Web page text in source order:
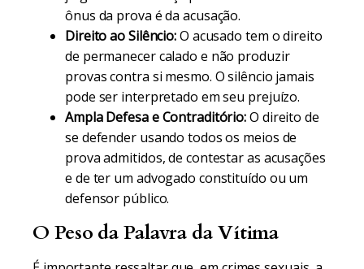
ônus da prova é da acusação.
Direito ao Silêncio:O acusado tem o direito
de permanecer calado e não produzir
provas contra si mesmo. O silêncio jamais
pode ser interpretado em seu prejuízo.
Ampla Defesa e Contraditório:O direito de
se defender usando todos os meios de
prova admitidos, de contestar as acusações
e de ter um advogado constituído ou um
defensor público.
O Peso da Palavra da Vítima